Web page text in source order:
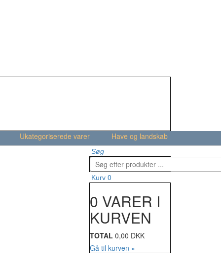
Ukategoriserede varer Have og landskab
Søg
Kurv 0
0 VARER I
KURVEN
TOTAL 0,00 DKK
Gå til kurven »